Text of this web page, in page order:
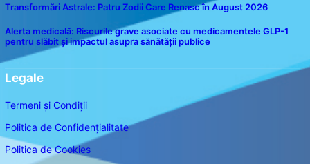
Transformări Astrale: Patru Zodii Care Renasc în August 2026
Alerta medicală: Riscurile grave asociate cu medicamentele GLP-1
pentru slăbit și impactul asupra sănătății publice
Legale
Termeni și Condiții
Politica de Confidențialitate
Politica de Cookies